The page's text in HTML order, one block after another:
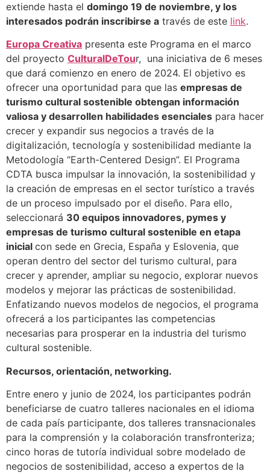
extiende hasta el domingo 19 de noviembre, y los
interesados podrán inscribirse a través de este link.
Europa Creativa presenta este Programa en el marco
del proyecto CulturalDeTour, una iniciativa de 6 meses
que dará comienzo en enero de 2024. El objetivo es
ofrecer una oportunidad para que las empresas de
turismo cultural sostenible obtengan información
valiosa y desarrollen habilidades esenciales para hacer
crecer y expandir sus negocios a través de la
digitalización, tecnología y sostenibilidad mediante la
Metodología “Earth-Centered Design”. El Programa
CDTA busca impulsar la innovación, la sostenibilidad y
la creación de empresas en el sector turístico a través
de un proceso impulsado por el diseño. Para ello,
seleccionará 30 equipos innovadores, pymes y
empresas de turismo cultural sostenible en etapa
inicial con sede en Grecia, España y Eslovenia, que
operan dentro del sector del turismo cultural, para
crecer y aprender, ampliar su negocio, explorar nuevos
modelos y mejorar las prácticas de sostenibilidad.
Enfatizando nuevos modelos de negocios, el programa
ofrecerá a los participantes las competencias
necesarias para prosperar en la industria del turismo
cultural sostenible.
Recursos, orientación, networking.
Entre enero y junio de 2024, los participantes podrán
beneficiarse de cuatro talleres nacionales en el idioma
de cada país participante, dos talleres transnacionales
para la comprensión y la colaboración transfronteriza;
cinco horas de tutoría individual sobre modelado de
negocios de sostenibilidad, acceso a expertos de la